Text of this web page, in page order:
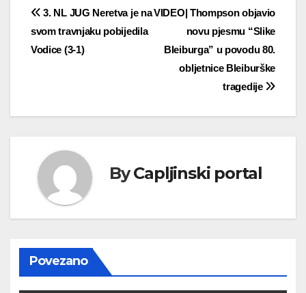
Navigacija
objava
VIDEO| Thompson objavio
novu pjesmu “Slike
Bleiburga” u povodu 80.
obljetnice Bleiburške
tragedije
3. NL JUG Neretva je na
svom travnjaku pobijedila
Vodice (3-1)
ByCapljinski portal
Povezano